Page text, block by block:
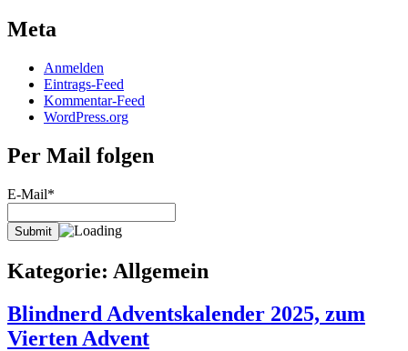
Meta
Anmelden
Eintrags-Feed
Kommentar-Feed
WordPress.org
Per Mail folgen
E-Mail*
Kategorie: Allgemein
Blindnerd Adventskalender 2025, zum
Vierten Advent